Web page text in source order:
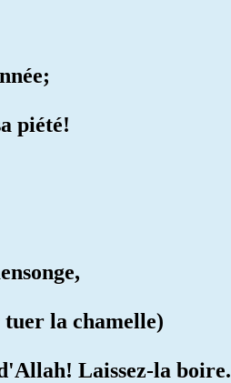
piété!
tuer la chamelle)
Laissez-la boire.